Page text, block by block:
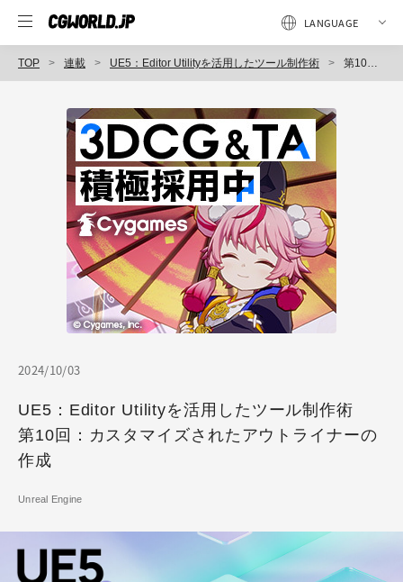
TOP 連載 UE5：Editor Utilityを活用したツール制作術 第10回：カスタマイズされたアウトライナーの作成
2024/10/03
UE5：Editor Utilityを活用したツール制作術
第10回：カスタマイズされたアウトライナーの
作成
Unreal Engine